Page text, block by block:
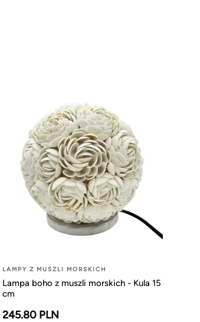
LAMPY Z MUSZLI MORSKICH
Lampa boho z muszli morskich - Kula 15
cm
245.80 PLN